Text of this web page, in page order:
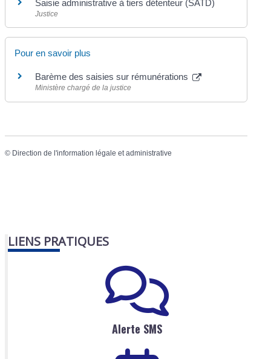
Saisie administrative à tiers détenteur (SATD)
Justice
Pour en savoir plus
Barème des saisies sur rémunérations
Ministère chargé de la justice
© Direction de l'information légale et administrative
LIENS PRATIQUES
Alerte SMS